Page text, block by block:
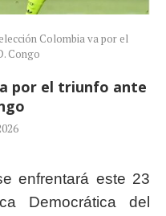
Colombia va por el
Congo
por el triunfo ante
enfrentará este 23
Democrática del